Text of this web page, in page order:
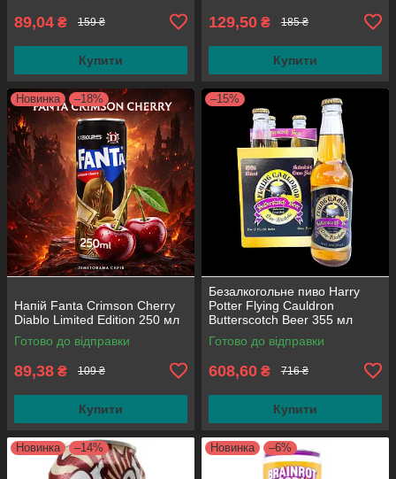
89,04 ₴ 159 ₴
Купити
129,50 ₴ 185 ₴
Купити
Новинка –18%
Напій Fanta Crimson Cherry
Diablo Limited Edition 250 мл
Готово до відправки
89,38 ₴ 109 ₴
Купити
–15%
Безалкогольне пиво Harry
Potter Flying Cauldron
Butterscotch Beer 355 мл
(паковання 4 шт.)
Готово до відправки
608,60 ₴ 716 ₴
Купити
Новинка –14% Новинка –6%